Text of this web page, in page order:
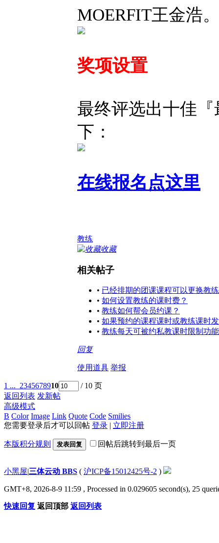
MOERFIT王金浩
奖项设置
最终评选出十佳
下：
在线报名点这里
教练
收藏
相关帖子
• 已经排期的团课课程可以更换教
• 如何设置教练的课时费？
• 教练如何帮会员约课？
• 如果预约的课程课时或教练课时
• 教练每天可被约私教课时限制功能
回复
使用道具 举报
1 ... 2345678910
/ 10 页
返回列表 发新帖
高级模式
B Color Image Link Quote Code Smilies
您需要登录后才可以回帖 登录 | 立即注册
本版积分规则 发表回复 回帖后跳转到最后一页
小黑屋|三体云动 BBS ( 沪ICP备15012425号-2 )
GMT+8, 2026-8-9 11:59 , Processed in 0.029605 second(s), 25
快速回复 返回顶部 返回列表